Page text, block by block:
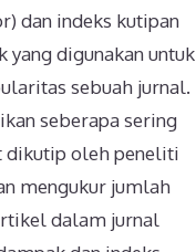
dan indeks kutipan
digunakan untuk
sebuah jurnal.
seberapa sering
dikutip oleh peneliti
mengukur jumlah
dalam jurnal